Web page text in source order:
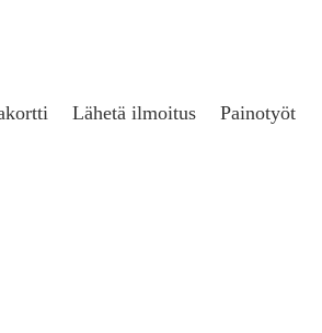
Lähetä ilmoitus Painotyöt